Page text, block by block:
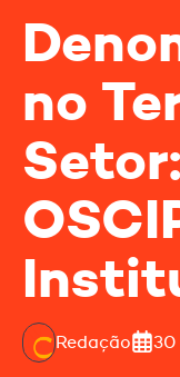
no
Redação 30